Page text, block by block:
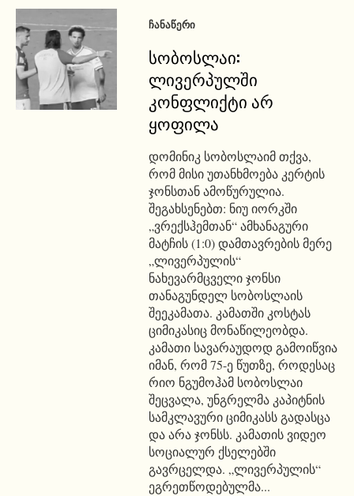
ᲩᲐᲜᲐᲬᲔᲠᲘ
სობოსლაი:
ლივერპულში
კონფლიქტი არ
ყოფილა
დომინიკ სობოსლაიმ თქვა,
რომ მისი უთანხმოება კერტის
ჯონსთან ამოწურულია.
შეგახსენებთ: ნიუ იორკში
„ვრექსჰემთან“ ამხანაგური
მატჩის (1:0) დამთავრების მერე
„ლივერპულის“
ნახევარმცველი ჯონსი
თანაგუნდელ სობოსლაის
შეეკამათა. კამათში კოსტას
ციმიკასიც მონაწილეობდა.
კამათი სავარაუდოდ გამოიწვია
იმან, რომ 75-ე წუთზე, როდესაც
რიო ნგუმოჰამ სობოსლაი
შეცვალა, უნგრელმა კაპიტნის
სამკლავური ციმიკასს გადასცა
და არა ჯონსს. კამათის ვიდეო
სოციალურ ქსელებში
გავრცელდა. „ლივერპულის“
ეგრეთწოდებულმა...